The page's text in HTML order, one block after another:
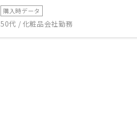
購入時データ
50代 / 化粧品会社勤務